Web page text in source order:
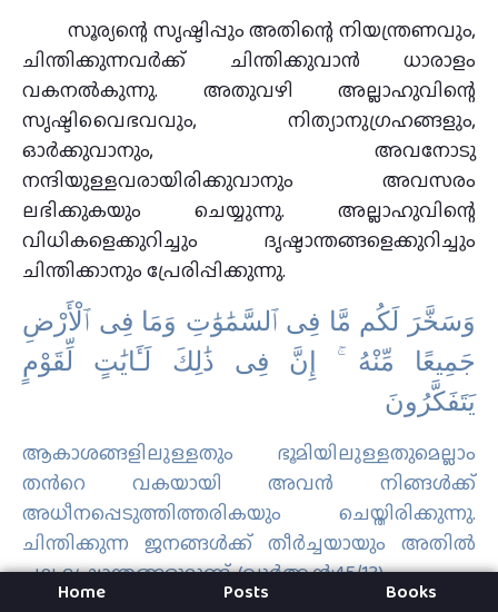
സൂര്യന്റെ സൃഷ്ടിപ്പും അതിന്റെ നിയന്ത്രണവും,
ചിന്തിക്കുന്നവര്‍ക്ക് ചിന്തിക്കുവാന്‍ ധാരാളം
വകനല്‍കുന്നു. അതുവഴി അല്ലാഹുവിന്റെ
സൃഷ്ടിവൈഭവവും, നിത്യാനുഗ്രഹങ്ങളും,
ഓര്‍ക്കുവാനും, അവനോടു
നന്ദിയുള്ളവരായിരിക്കുവാനും അവസരം
ലഭിക്കുകയും ചെയ്യുന്നു. അല്ലാഹുവിന്റെ
വിധികളെക്കുറിച്ചും ദൃഷ്ടാന്തങ്ങളെക്കുറിച്ചും
ചിന്തിക്കാനും പ്രേരിപ്പിക്കുന്നു.
وَسَخَّرَ لَكُم مَّا فِى ٱلسَّمَٰوَٰتِ وَمَا فِى ٱلْأَرْضِ
جَمِيعًا مِّنْهُ ۚ إِنَّ فِى ذَٰلِكَ لَـَٔايَٰتٍ لِّقَوْمٍ
يَتَفَكَّرُونَ
ആകാശങ്ങളിലുള്ളതും ഭൂമിയിലുള്ളതുമെല്ലാം
തന്‍റെ വകയായി അവന്‍ നിങ്ങള്‍ക്ക്
അധീനപ്പെടുത്തിത്തരികയും ചെയ്തിരിക്കുന്നു.
ചിന്തിക്കുന്ന ജനങ്ങള്‍ക്ക് തീര്‍ച്ചയായും അതില്‍
പല ദൃഷ്ടാന്തങ്ങളുമുണ്ട്‌. (ഖുർആൻ:45/13)
Home Posts Books